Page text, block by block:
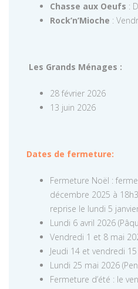
Chasse aux Oeufs :
Rock’n’Mioche :
Les Grands Ménages :
28 février 2026
13 juin 2026
Dates de fermeture:
Fermeture Noël :
décembre 2025 à
reprise le lundi 5
Lundi 6 avril 2026
Vendredi 1 et 8 mai
Jeudi 14 et vendredi
Lundi 25 mai 2026
Fermeture d’été : le